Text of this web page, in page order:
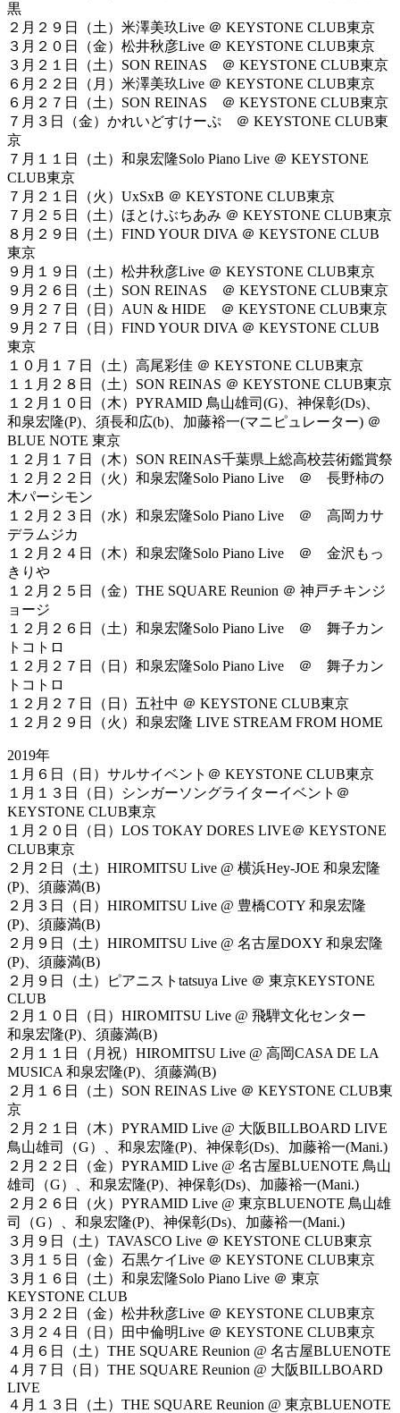
黒
２月２９日（土）米澤美玖Live ＠ KEYSTONE CLUB東京
３月２０日（金）松井秋彦Live ＠ KEYSTONE CLUB東京
３月２１日（土）SON REINAS ＠ KEYSTONE CLUB東京
６月２２日（月）米澤美玖Live ＠ KEYSTONE CLUB東京
６月２７日（土）SON REINAS ＠ KEYSTONE CLUB東京
７月３日（金）かれいどすけーぷ ＠ KEYSTONE CLUB東
京
７月１１日（土）和泉宏隆Solo Piano Live ＠ KEYSTONE
CLUB東京
７月２１日（火）UxSxB ＠ KEYSTONE CLUB東京
７月２５日（土）ほとけぶちあみ ＠ KEYSTONE CLUB東京
８月２９日（土）FIND YOUR DIVA ＠ KEYSTONE CLUB
東京
９月１９日（土）松井秋彦Live ＠ KEYSTONE CLUB東京
９月２６日（土）SON REINAS ＠ KEYSTONE CLUB東京
９月２７日（日）AUN & HIDE ＠ KEYSTONE CLUB東京
９月２７日（日）FIND YOUR DIVA ＠ KEYSTONE CLUB
東京
１０月１７日（土）高尾彩佳 ＠ KEYSTONE CLUB東京
１１月２８日（土）SON REINAS ＠ KEYSTONE CLUB東京
１２月１０日（木）PYRAMID 鳥山雄司(G)、神保彰(Ds)、
和泉宏隆(P)、須長和広(b)、加藤裕一(マニピュレーター) ＠
BLUE NOTE 東京
１２月１７日（木）SON REINAS千葉県上総高校芸術鑑賞祭
１２月２２日（火）和泉宏隆Solo Piano Live ＠ 長野柿の
木パーシモン
１２月２３日（水）和泉宏隆Solo Piano Live ＠ 高岡カサ
デラムジカ
１２月２４日（木）和泉宏隆Solo Piano Live ＠ 金沢もっ
きりや
１２月２５日（金）THE SQUARE Reunion ＠ 神戸チキンジ
ョージ
１２月２６日（土）和泉宏隆Solo Piano Live ＠ 舞子カン
トコトロ
１２月２７日（日）和泉宏隆Solo Piano Live ＠ 舞子カン
トコトロ
１２月２７日（日）五社中 ＠ KEYSTONE CLUB東京
１２月２９日（火）和泉宏隆 LIVE STREAM FROM HOME
2019年
１月６日（日）サルサイベント＠ KEYSTONE CLUB東京
１月１３日（日）シンガーソングライターイベント＠
KEYSTONE CLUB東京
１月２０日（日）LOS TOKAY DORES LIVE＠ KEYSTONE
CLUB東京
２月２日（土）HIROMITSU Live @ 横浜Hey-JOE 和泉宏隆
(P)、須藤満(B)
２月３日（日）HIROMITSU Live @ 豊橋COTY 和泉宏隆
(P)、須藤満(B)
２月９日（土）HIROMITSU Live @ 名古屋DOXY 和泉宏隆
(P)、須藤満(B)
２月９日（土）ピアニストtatsuya Live ＠ 東京KEYSTONE
CLUB
２月１０日（日）HIROMITSU Live @ 飛騨文化センター
和泉宏隆(P)、須藤満(B)
２月１１日（月祝）HIROMITSU Live @ 高岡CASA DE LA
MUSICA 和泉宏隆(P)、須藤満(B)
２月１６日（土）SON REINAS Live ＠ KEYSTONE CLUB東
京
２月２１日（木）PYRAMID Live @ 大阪BILLBOARD LIVE
鳥山雄司（G）、和泉宏隆(P)、神保彰(Ds)、加藤裕一(Mani.)
２月２２日（金）PYRAMID Live @ 名古屋BLUENOTE 鳥山
雄司（G）、和泉宏隆(P)、神保彰(Ds)、加藤裕一(Mani.)
２月２６日（火）PYRAMID Live @ 東京BLUENOTE 鳥山雄
司（G）、和泉宏隆(P)、神保彰(Ds)、加藤裕一(Mani.)
３月９日（土）TAVASCO Live ＠ KEYSTONE CLUB東京
３月１５日（金）石黒ケイLive ＠ KEYSTONE CLUB東京
３月１６日（土）和泉宏隆Solo Piano Live ＠ 東京
KEYSTONE CLUB
３月２２日（金）松井秋彦Live ＠ KEYSTONE CLUB東京
３月２４日（日）田中倫明Live ＠ KEYSTONE CLUB東京
４月６日（土）THE SQUARE Reunion @ 名古屋BLUENOTE
４月７日（日）THE SQUARE Reunion @ 大阪BILLBOARD
LIVE
４月１３日（土）THE SQUARE Reunion @ 東京BLUENOTE